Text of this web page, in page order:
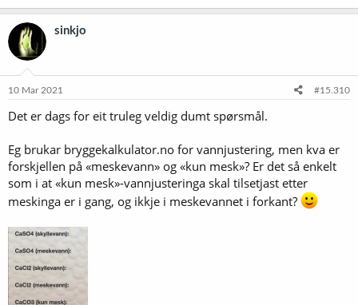
sinkjo
10 Mar 2021 #15.310
Det er dags for eit truleg veldig dumt spørsmål.
Eg brukar bryggekalkulator.no for vannjustering, men kva er
forskjellen på «meskevann» og «kun mesk»? Er det så enkelt
som i at «kun mesk»-vannjusteringa skal tilsetjast etter
meskinga er i gang, og ikkje i meskevannet i forkant?